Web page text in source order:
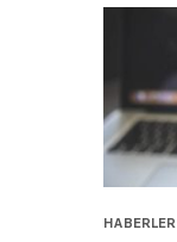
HABERLER